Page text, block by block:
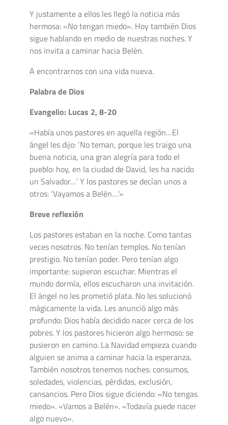
Y justamente a ellos les llegó la noticia más
hermosa: «No tengan miedo». Hoy también Dios
sigue hablando en medio de nuestras noches. Y
nos invita a caminar hacia Belén.
A encontrarnos con una vida nueva.
Palabra de Dios
Evangelio: Lucas 2, 8-20
«Había unos pastores en aquella región…El
ángel les dijo: ‘No teman, porque les traigo una
buena noticia, una gran alegría para todo el
pueblo: hoy, en la ciudad de David, les ha nacido
un Salvador…’ Y los pastores se decían unos a
otros: ‘Vayamos a Belén…'»
Breve reflexión
Los pastores estaban en la noche. Como tantas
veces nosotros. No tenían templos. No tenían
prestigio. No tenían poder. Pero tenían algo
importante: supieron escuchar. Mientras el
mundo dormía, ellos escucharon una invitación.
El ángel no les prometió plata. No les solucionó
mágicamente la vida. Les anunció algo más
profundo: Dios había decidido nacer cerca de los
pobres. Y los pastores hicieron algo hermoso: se
pusieron en camino. La Navidad empieza cuando
alguien se anima a caminar hacia la esperanza.
También nosotros tenemos noches: consumos,
soledades, violencias, pérdidas, exclusión,
cansancios. Pero Dios sigue diciendo: «No tengas
miedo». «Vamos a Belén». «Todavía puede nacer
algo nuevo».